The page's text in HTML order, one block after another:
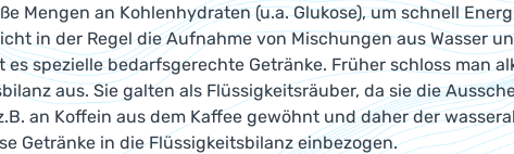
Mengen an Kohlenhydraten (u.a. Glukose), um schnell
in der Regel die Aufnahme von Mischungen aus Wasser
spezielle bedarfsgerechte Getränke. Früher schloss man
aus. Sie galten als Flüssigkeitsräuber, da sie die
an Koffein aus dem Kaffee gewöhnt und daher der
Getränke in die Flüssigkeitsbilanz einbezogen.